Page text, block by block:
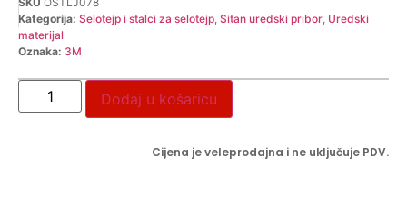
Kategorija: Selotejp i stalci za selotejp Sitan uredski pribor Uredski
materijal
Oznaka: 3M
Dodaj u košaricu
Cijena je veleprodajna i ne uključuje PDV.